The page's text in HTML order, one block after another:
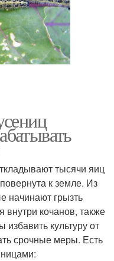
тысячи яиц
к земле. Из
начинают грызть
внутри кочанов, также
культуру от
срочные меры. Есть